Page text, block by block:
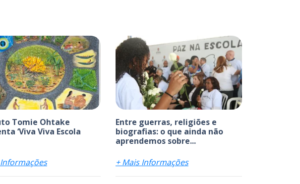
Tomie Ohtake
‘Viva Viva Escola
Entre guerras, religiões e
biografias: o que ainda não
aprendemos sobre...
+ Mais Informações